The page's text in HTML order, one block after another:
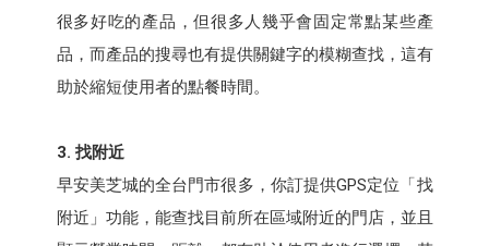
很多好吃的產品，但很多人幾乎會固定常點某些產
品，而產品的搜尋也有提供關鍵字的模糊查找，這有
助於縮短使用者的點餐時間。
3. 找附近
早安美芝城的全台門市很多，你訂提供GPS定位「找
附近」功能，能查找目前所在區域附近的門店，並且